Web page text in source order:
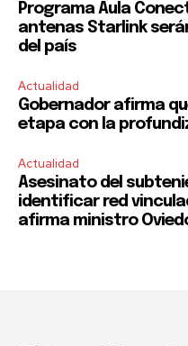
Programa Aula
antenas Starlink
del país
Actualidad
Gobernador afirma
etapa con la
Actualidad
Asesinato del
identificar red
afirma ministro